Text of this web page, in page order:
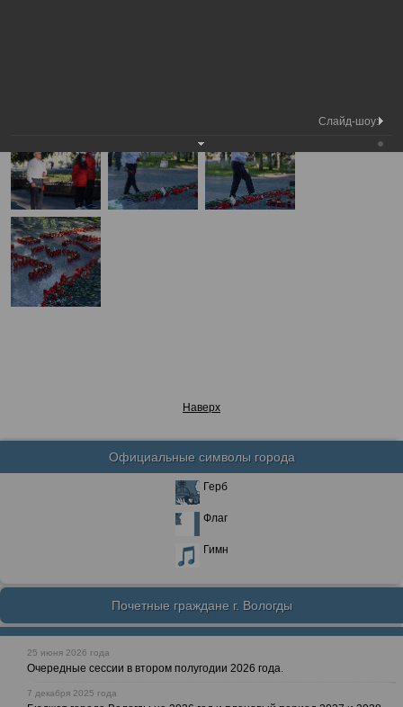
Наверх
Официальные символы города
Герб
Флаг
Гимн
Почетные граждане г. Вологды
25 июня 2026 года
Очередные сессии в втором полугодии 2026 года.
7 декабря 2025 года
Слайд-шоу: